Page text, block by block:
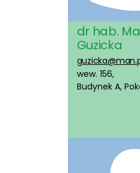
dr hab.
Guzicka
wew. 156,
Budynek A,